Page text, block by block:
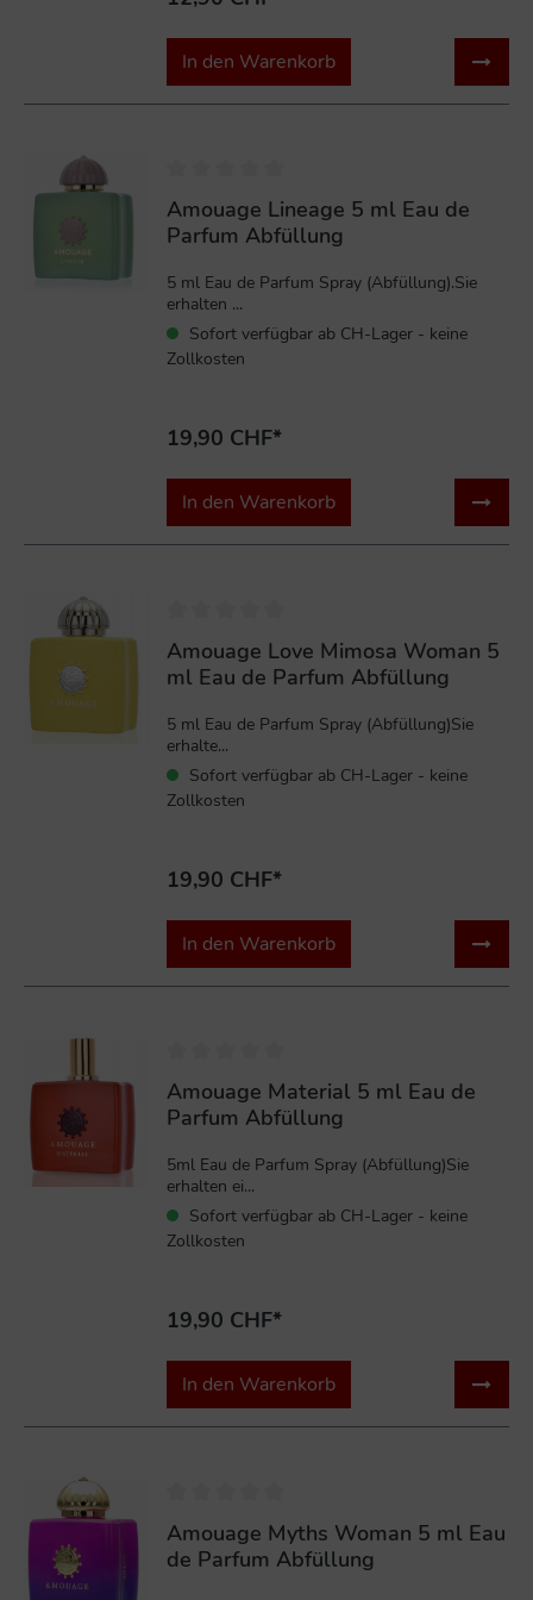
In den Warenkorb
Amouage Lineage 5 ml Eau de
Parfum Abfüllung
5 ml Eau de Parfum Spray (Abfüllung).Sie
erhalten ...
Sofort verfügbar ab CH-Lager - keine
Zollkosten
19,90 CHF*
In den Warenkorb
Amouage Love Mimosa Woman 5
ml Eau de Parfum Abfüllung
5 ml Eau de Parfum Spray (Abfüllung)Sie
erhalte...
Sofort verfügbar ab CH-Lager - keine
Zollkosten
19,90 CHF*
In den Warenkorb
Amouage Material 5 ml Eau de
Parfum Abfüllung
5ml Eau de Parfum Spray (Abfüllung)Sie
erhalten ei...
Sofort verfügbar ab CH-Lager - keine
Zollkosten
19,90 CHF*
In den Warenkorb
Amouage Myths Woman 5 ml Eau
de Parfum Abfüllung